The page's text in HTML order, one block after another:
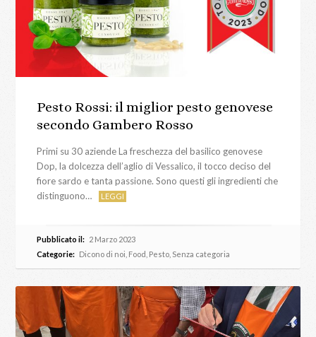
Pesto Rossi: il miglior pesto genovese
secondo Gambero Rosso
Primi su 30 aziende La freschezza del basilico genovese
Dop, la dolcezza dell’aglio di Vessalico, il tocco deciso del
fiore sardo e tanta passione. Sono questi gli ingredienti che
distinguono…
LEGGI
Pubblicato il: 2 Marzo 2023
Categorie: Dicono di noi Food Pesto Senza categoria